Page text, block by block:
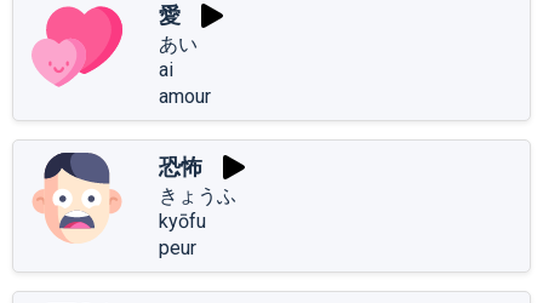
愛
あい
ai
amour
恐怖
きょうふ
kyōfu
peur